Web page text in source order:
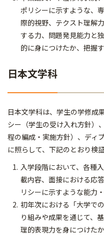
ポリシーに示すような、
際的視野、テクスト理解
する力、問題発見能力と
的に身につけたか、把握す
日本文学科
日本文学科は、学生の学修成
シー（学生の受け入れ方針）
程の編成・実施方針）、ディ
に照らして、下記のとおり検証
入学段階において、各種
載内容、面接における応
リシーに示すような能力
初年次における「大学で
り組みや成果を通じて、
理的表現力を身につけた